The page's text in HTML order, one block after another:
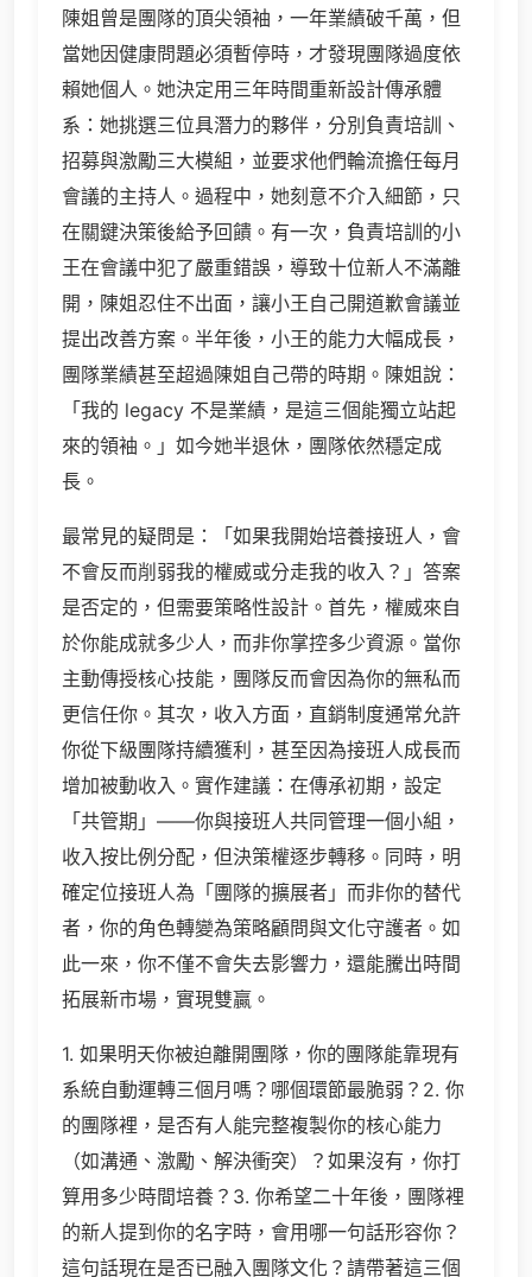
陳姐曾是團隊的頂尖領袖，一年業績破千萬，但
當她因健康問題必須暫停時，才發現團隊過度依
賴她個人。她決定用三年時間重新設計傳承體
系：她挑選三位具潛力的夥伴，分別負責培訓、
招募與激勵三大模組，並要求他們輪流擔任每月
會議的主持人。過程中，她刻意不介入細節，只
在關鍵決策後給予回饋。有一次，負責培訓的小
王在會議中犯了嚴重錯誤，導致十位新人不滿離
開，陳姐忍住不出面，讓小王自己開道歉會議並
提出改善方案。半年後，小王的能力大幅成長，
團隊業績甚至超過陳姐自己帶的時期。陳姐說：
「我的 legacy 不是業績，是這三個能獨立站起
來的領袖。」如今她半退休，團隊依然穩定成
長。
最常見的疑問是：「如果我開始培養接班人，會
不會反而削弱我的權威或分走我的收入？」答案
是否定的，但需要策略性設計。首先，權威來自
於你能成就多少人，而非你掌控多少資源。當你
主動傳授核心技能，團隊反而會因為你的無私而
更信任你。其次，收入方面，直銷制度通常允許
你從下級團隊持續獲利，甚至因為接班人成長而
增加被動收入。實作建議：在傳承初期，設定
「共管期」——你與接班人共同管理一個小組，
收入按比例分配，但決策權逐步轉移。同時，明
確定位接班人為「團隊的擴展者」而非你的替代
者，你的角色轉變為策略顧問與文化守護者。如
此一來，你不僅不會失去影響力，還能騰出時間
拓展新市場，實現雙贏。
1. 如果明天你被迫離開團隊，你的團隊能靠現有
系統自動運轉三個月嗎？哪個環節最脆弱？2. 你
的團隊裡，是否有人能完整複製你的核心能力
（如溝通、激勵、解決衝突）？如果沒有，你打
算用多少時間培養？3. 你希望二十年後，團隊裡
的新人提到你的名字時，會用哪一句話形容你？
這句話現在是否已融入團隊文化？請帶著這三個